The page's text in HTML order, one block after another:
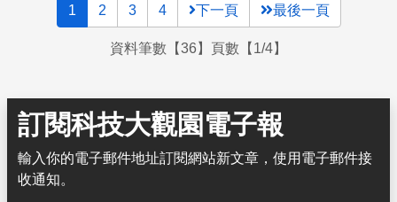
1 2 3 4 下一頁 最後一頁
資料筆數【36】頁數【1/4】
訂閱科技大觀園電子報
輸入你的電子郵件地址訂閱網站新文章，使用電子郵件接
收通知。